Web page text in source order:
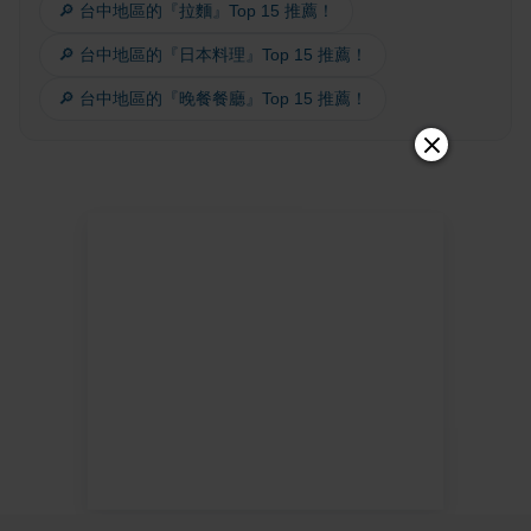
🔎 台中地區的『拉麵』Top 15 推薦！
🔎 台中地區的『日本料理』Top 15 推薦！
🔎 台中地區的『晚餐餐廳』Top 15 推薦！